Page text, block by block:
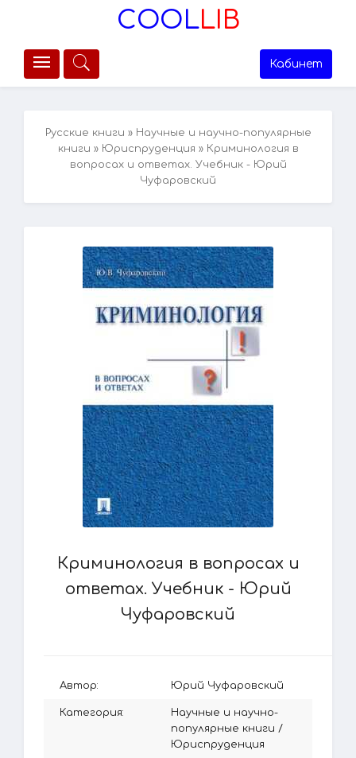
COOLLIB
Кабинет
Русские книги » Научные и научно-популярные
книги » Юриспруденция » Криминология в
вопросах и ответах. Учебник - Юрий
Чуфаровский
Криминология в вопросах и
ответах. Учебник - Юрий
Чуфаровский
Автор: Юрий Чуфаровский
Категория:
Научные и научно-
популярные книги /
Юриспруденция